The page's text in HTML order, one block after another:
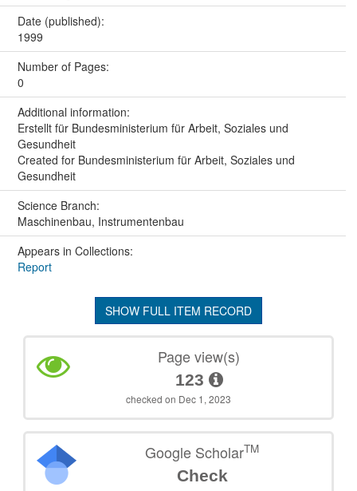
Date (published):
1999
Number of Pages:
0
Additional information:
Erstellt für Bundesministerium für Arbeit, Soziales und
Gesundheit
Created for Bundesministerium für Arbeit, Soziales und
Gesundheit
Science Branch:
Maschinenbau, Instrumentenbau
Appears in Collections:
Report
SHOW FULL ITEM RECORD
Page view(s)
123
checked on Dec 1, 2023
Google ScholarTM
Check